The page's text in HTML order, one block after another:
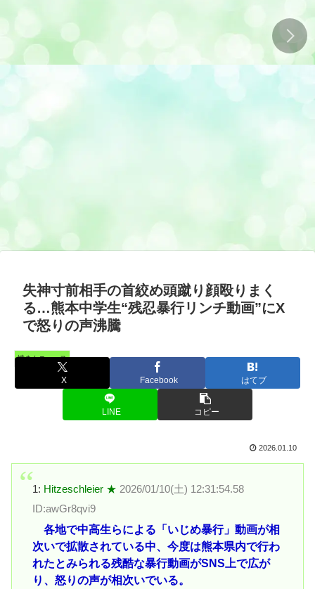
失神寸前相手の首絞め頭蹴り顔殴りまく
る…熊本中学生“残忍暴行リンチ動画”にX
で怒りの声沸騰
憤まんニュース
X Facebook はてブ
LINE コピー
2026.01.10
1: Hitzeschleier ★ 2026/01/10(土) 12:31:54.58
ID:awGr8qvi9
各地で中高生らによる「いじめ暴行」動画が相
次いで拡散されている中、今度は熊本県内で行わ
れたとみられる残酷な暴行動画がSNS上で広が
り、怒りの声が相次いでいる。